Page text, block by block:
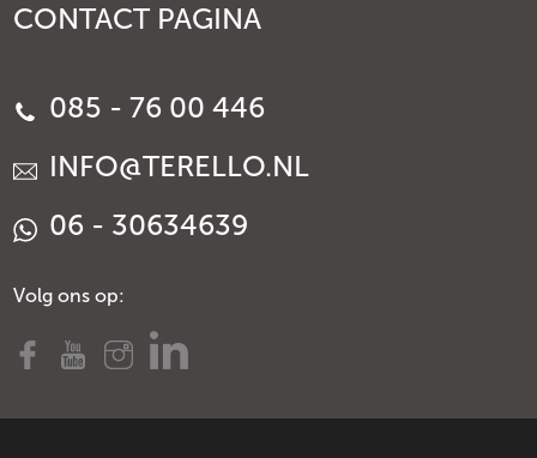
CONTACT PAGINA
085 - 76 00 446
INFO@TERELLO.NL
06 - 30634639
Volg ons op: